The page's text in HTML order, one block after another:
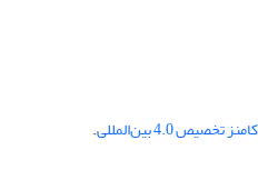
4.0 بین‌المللی .